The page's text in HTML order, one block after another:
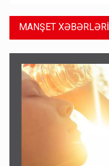
MANŞET XƏBƏRLƏRİ